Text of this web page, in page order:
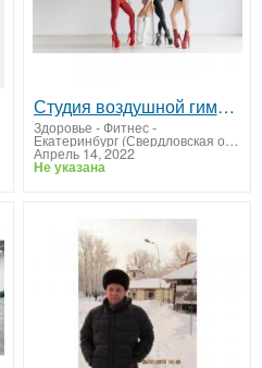
Студия воздушной гимнастики и танца
Здоровье - Фитнес-
Екатеринбург (Свердловская область)
Апрель 14, 2022
Не указана